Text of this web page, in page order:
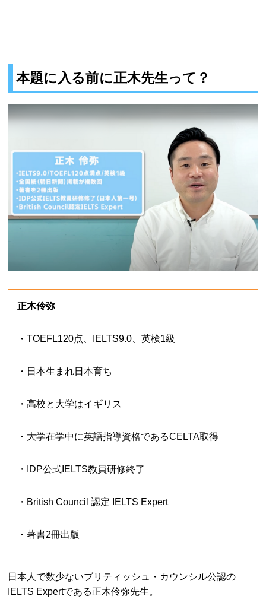
本題に入る前に正木先生って？
正木伶弥
・TOEFL120点、IELTS9.0、英検1級
・日本生まれ日本育ち
・高校と大学はイギリス
・大学在学中に英語指導資格であるCELTA取得
・IDP公式IELTS教員研修終了
・British Council 認定 IELTS Expert
・著書2冊出版
日本人で数少ないブリティッシュ・カウンシル公認の
IELTS Expertである正木伶弥先生。